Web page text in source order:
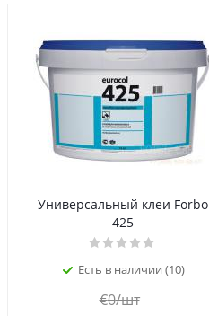
Универсальный клеи Forbo
425
Есть в наличии (10)
€0/шт